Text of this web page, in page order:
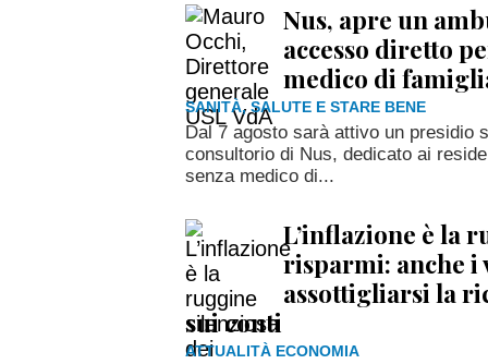
Nus, apre un
accesso diretto
medico di
SANITÀ, SALUTE E STARE BENE
Dal 7 agosto sarà attivo un presidio
consultorio di Nus, dedicato ai
senza medico di...
L’inflazione è la
risparmi: anche i
assottigliarsi la
sui conti
ATTUALITÀ ECONOMIA